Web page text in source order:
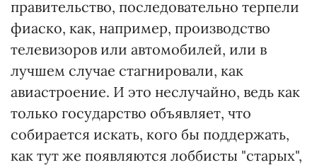
правительство, последовательно терпели
фиаско, как, например, производство
телевизоров или автомобилей, или в
лучшем случае стагнировали, как
авиастроение. И это неслучайно, ведь как
только государство объявляет, что
собирается искать, кого бы поддержать,
как тут же появляются лоббисты "старых",